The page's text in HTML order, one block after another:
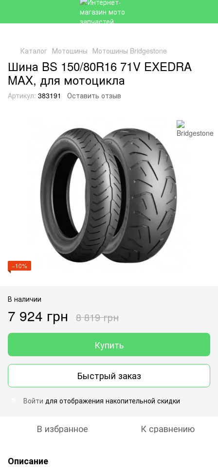
Каталог Мотошины Мотошины Bridgestone
Шина BS 150/80R16 71V EXEDRA
MAX, для мотоцикла
Артикул: 383191 Оставить отзыв
−10%
В наличии
7 924 грн 8 819 грн
Купить
Быстрый заказ
Войти для отображения накопительной скидки
В избранное К сравнению
Описание